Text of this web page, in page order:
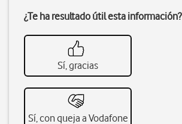
¿Te ha resultado útil esta información?
Sí, gracias
Sí, con queja a Vodafone